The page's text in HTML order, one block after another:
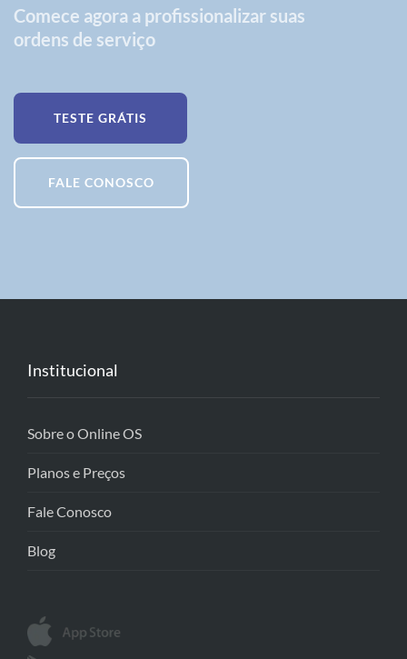
Comece agora a profissionalizar suas
ordens de serviço
TESTE GRÁTIS
FALE CONOSCO
Institucional
Sobre o Online OS
Planos e Preços
Fale Conosco
Blog